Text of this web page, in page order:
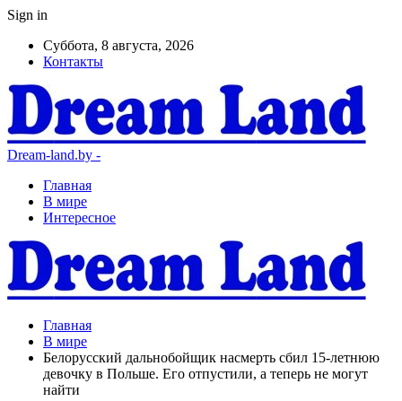
Sign in
Суббота, 8 августа, 2026
Контакты
Dream-land.by -
Главная
В мире
Интересное
Главная
В мире
Белорусский дальнобойщик насмерть сбил 15-летнюю
девочку в Польше. Его отпустили, а теперь не могут
найти